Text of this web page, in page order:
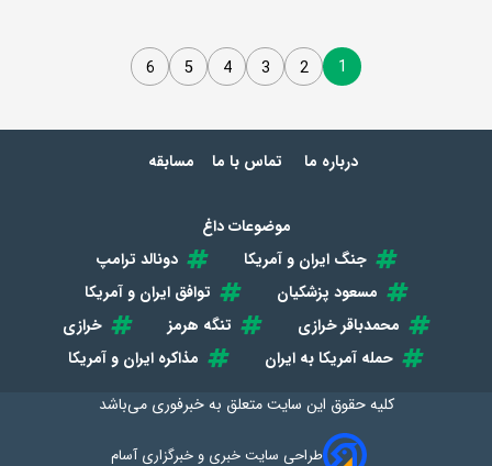
1
2
3
4
5
6
درباره ما تماس با ما مسابقه
موضوعات داغ
جنگ ایران و آمریکا
دونالد ترامپ
مسعود پزشکیان
توافق ایران و آمریکا
محمدباقر خرازی
تنگه هرمز
خرازی
حمله آمریکا به ایران
مذاکره ایران و آمریکا
کلیه حقوق این سایت متعلق بهخبرفوری می‌باشد
طراحی سایت خبری و خبرگزاری آسام